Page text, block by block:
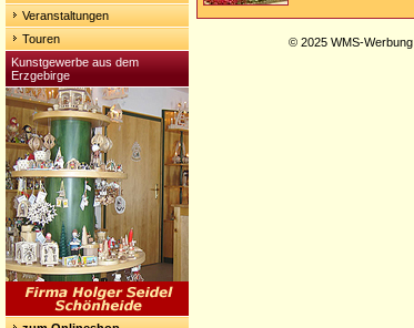
Veranstaltungen
Touren
Kunstgewerbe aus dem
Erzgebirge
© 2025 WMS-Werbung